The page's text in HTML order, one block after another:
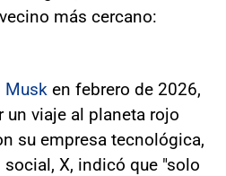
más cercano:
Musk en febrero de 2026,
un viaje al planeta rojo
su empresa tecnológica,
X, indicó que "solo